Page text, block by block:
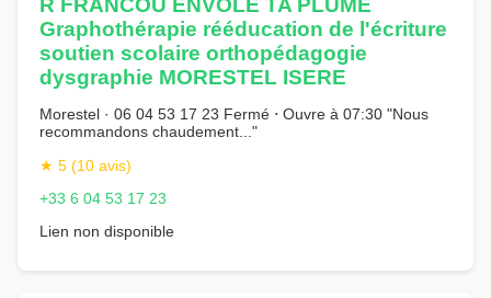
R FRANCOU ENVOLE TA PLUME
Graphothérapie rééducation de l'écriture
soutien scolaire orthopédagogie
dysgraphie MORESTEL ISERE
Morestel · 06 04 53 17 23 Fermé ⋅ Ouvre à 07:30 "Nous
recommandons chaudement..."
★ 5 (10 avis)
+33 6 04 53 17 23
Lien non disponible